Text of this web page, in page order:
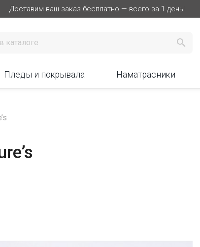
Доставим ваш заказ бесплатно — всего за 1 день!

Пледы и покрывала Наматрасники